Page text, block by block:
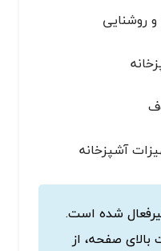
و روشنایی
آشپزخانه
شده است.
صفحه، از